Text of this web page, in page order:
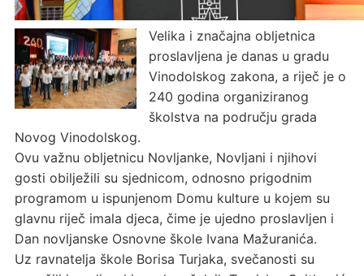
Velika i značajna obljetnica
proslavljena je danas u gradu
Vinodolskog zakona, a riječ je o
240 godina organiziranog
školstva na području grada
Novog Vinodolskog.
Ovu važnu obljetnicu Novljanke, Novljani i njihovi
gosti obilježili su sjednicom, odnosno prigodnim
programom u ispunjenom Domu kulture u kojem su
glavnu riječ imala djeca, čime je ujedno proslavljen i
Dan novljanske Osnovne škole Ivana Mažuranića.
Uz ravnatelja škole Borisa Turjaka, svečanosti su